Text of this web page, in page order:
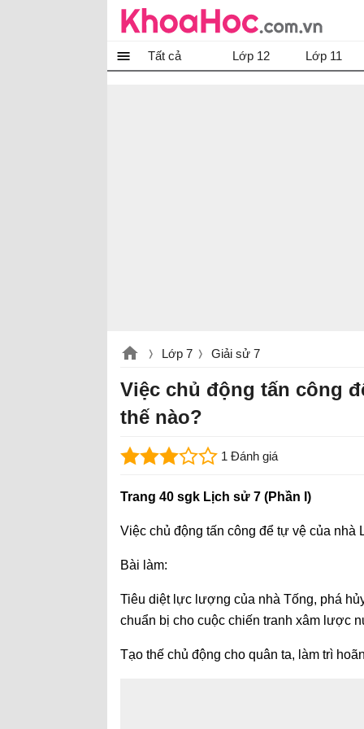
Tất cả Lớp 12 Lớp 11
Lớp 7 Giải sử 7
Việc chủ động tấn công
thế nào?
1 Đánh giá
Trang 40 sgk Lịch sử 7 (Phần I)
Việc chủ động tấn công để tự vệ của nhà
Bài làm:
Tiêu diệt lực lượng của nhà Tống, phá
chuẩn bị cho cuộc chiến tranh xâm lược
Tạo thế chủ động cho quân ta, làm trì